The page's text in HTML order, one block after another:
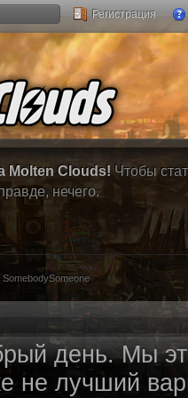
Регистрация
Molten Clouds! Чтобы
нечего.
день. Мы
не лучший